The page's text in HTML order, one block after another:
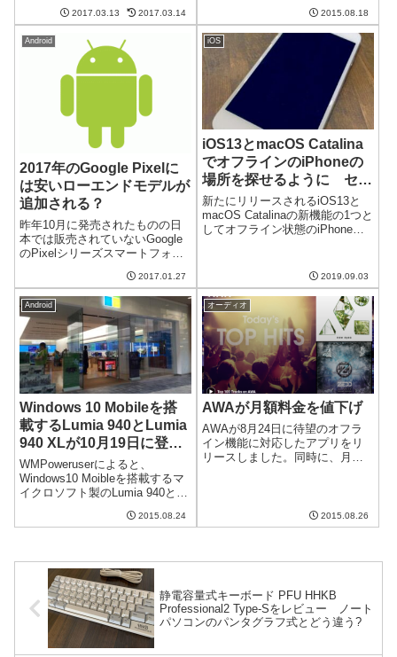
しないのでいろいろ調べたとこ
ろ、位置情報サービスの設定で
回避できることがわかり...
2017.03.13 2017.03.14
ているとか。日本市場にも投入
されるのでしょうか？Samsung
G9198はデュアルディスプレイ
搭載のスマホG9198と...
2015.08.18
Android
2017年のGoogle Pixelに
は安いローエンドモデルが
追加される？
昨年10月に発売されたものの日
本では販売されていないGoogle
のPixelシリーズスマートフォン
うです。今回は価格設定がかな
り安いローエンドモデルが追加
されるとか。ハイエンドモデル
のGoogle Pixel...
2017.01.27
iOS
iOS13とmacOS Catalina
でオフラインのiPhoneの
場所を探せるように セキ
ュリティ的には大丈夫？
新たにリリースされるiOS13と
macOS Catalinaの新機能の1つと
してオフライン状態のiPhoneの
キュリティ的には大丈夫なので
しょうか？今はインターネット
につながっているi...
2019.09.03
Android
Windows 10 Mobileを搭
載するLumia 940とLumia
940 XLが10月19日に登
場？
WMPoweruserによると、
Windows10 Moibleを搭載するマ
イクロソフト製のLumia 940と
するといううわさがあるそうで
か...
2015.08.24
オーディオ
AWAが月額料金を値下げ
AWAが8月24日に待望のオフラ
イン機能に対応したアプリをリ
リースしました。同時に、月額
気に攻めの姿勢を見せてきまし
たね。Premiumプ...
2015.08.26
静電容量式キーボード PFU HHKB
Professional2 Type-Sをレビュー ノート
パソコンのパンタグラフ式とどう違う?